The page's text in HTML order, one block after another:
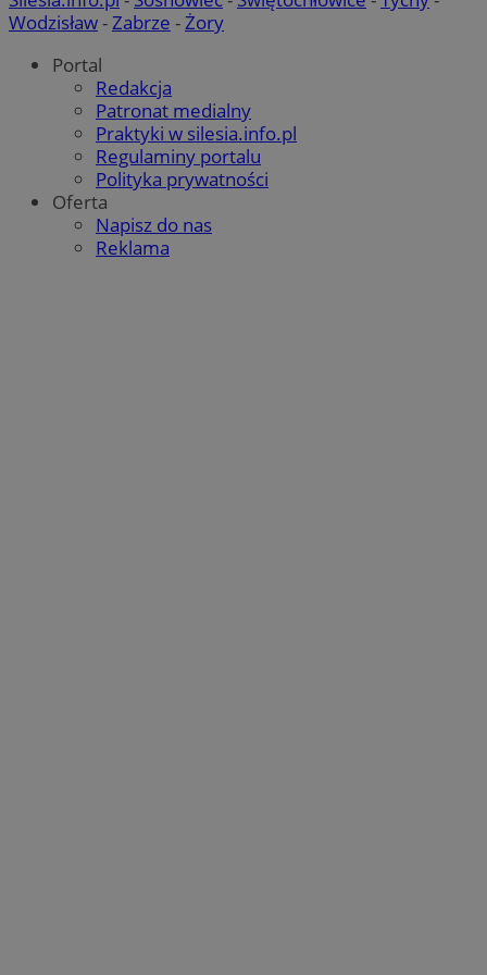
Wodzisław-Zabrze -Żory
Portal
Redakcja
Patronat medialny
Praktyki w silesia.info.pl
Regulaminy portalu
Polityka prywatności
Oferta
Napisz do nas
Reklama